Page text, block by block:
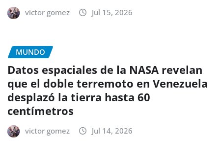
victor gomez Jul 15, 2026
MUNDO
Datos espaciales de la NASA revelan
que el doble terremoto en Venezuela
desplazó la tierra hasta 60
centímetros
victor gomez Jul 14, 2026